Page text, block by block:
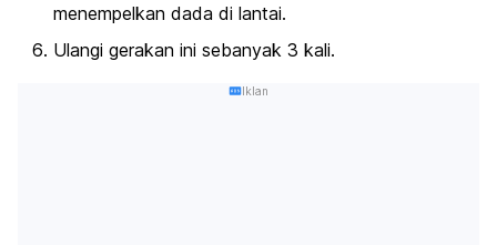
menempelkan dada di lantai.
Ulangi gerakan ini sebanyak 3 kali.
Iklan